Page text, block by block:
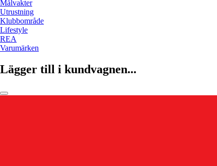
Målvakter
Utrustning
Klubbområde
Lifestyle
REA
Varumärken
Lägger till i kundvagnen...